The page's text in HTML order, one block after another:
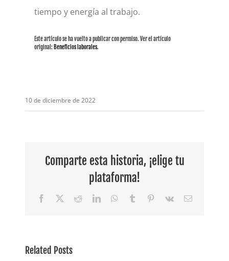
tiempo y energía al trabajo.
Este artículo se ha vuelto a publicar con permiso. Ver el artículo
original: Beneficios laborales.
10 de diciembre de 2022
Comparte esta historia, ¡elige tu
plataforma!
Facebook RedditLinkedInWhatsApp
Tumblr Pinterest
Vk Email
Related Postsdestacada: